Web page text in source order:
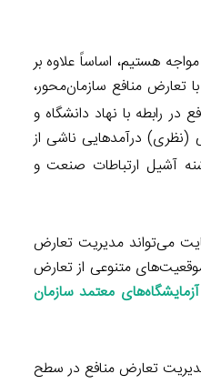
هستیم، اساساً علاوه بر
تعارض منافع سازمان‌محور،
رابطه با نهاد دانشگاه و
و ۱۶ درصد از دپارتمان‌های پیشابالینی (نظری) درآمدهایی ناشی از
آشیل ارتباطات صنعت و
می‌تواند مدیریت تعارض
متنوعی از تعارض
آزمایشگاه‌های معتمد سازمان
تعارض منافع در سطح